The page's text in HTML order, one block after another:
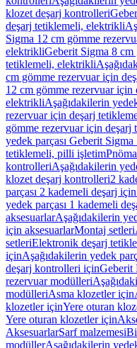
klozet deşarj kontrolleri
deşarj tetiklemeli, elektrikli
Sigma 12 cm gömme
elektrikliGeberit Sigma 8 cm
tetiklemeli, elektrikli
cm gömme rezervuar için
12 cm gömme rezervuar için
elektrikliAşağıdakilerin
rezervuar için deşarj
gömme rezervuar için
yedek parçası Geberit
tetiklemeli, pilli işletim
kontrolleriAşağıdakilerin
klozet deşarj kontrolleri2
parçası 2 kademeli deşarj için
yedek parçası 1 kademeli
aksesuarlarAşağıdakilerin
için aksesuarlarMontaj setleri
setleriElektronik deşarj
içinAşağıdakilerin yedek
deşarj kontrolleri içinGeberit
rezervuar modülleri
modülleriAsma klozetler için
klozetler içinYere oturan
Yere oturan klozetler için
AksesuarlarSarf malzemesi
modüllerAşağıdakilerin